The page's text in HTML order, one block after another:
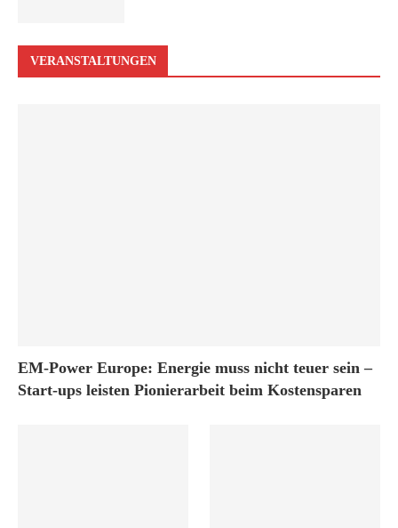
VERANSTALTUNGEN
EM-Power Europe: Energie muss nicht teuer sein –
Start-ups leisten Pionierarbeit beim Kostensparen